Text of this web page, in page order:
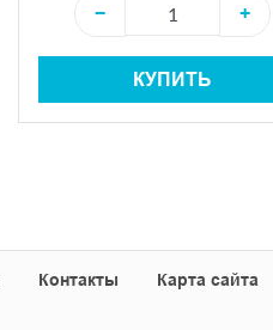
−
+
КУПИТЬ
Контакты
Карта сайта